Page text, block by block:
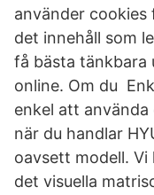
använder
det innehåll som
få bästa tänkbara
online. Om du
enkel att
när du handlar
oavsett modell.
det visuella